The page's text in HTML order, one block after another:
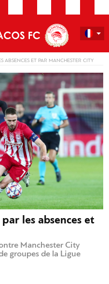
ABSENCES ET PAR MANCHESTER CITY
par les absences et
Manchester City
groupes de la Ligue